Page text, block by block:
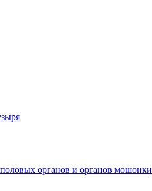
органов и органов мошонки